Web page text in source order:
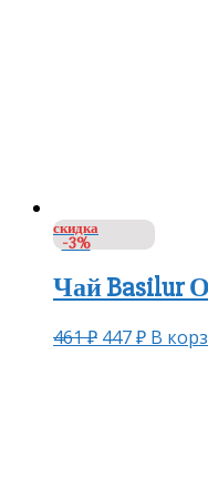
скидка
-3%
Чай Basilur
461₽ 447₽ В